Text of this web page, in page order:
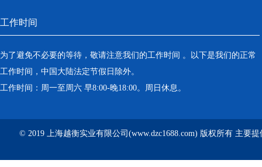
工作时间
为了避免不必要的等待，敬请注意我们的工作时间 。以下是我们的正常
工作时间，中国大陆法定节假日除外。
工作时间：周一至周六 早8:00-晚18:00。周日休息。
© 2019 上海越衡实业有限公司(www.dzc1688.com) 版权所有 主要提